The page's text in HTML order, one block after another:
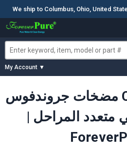
We ship to Columbus, Ohio, United
My Account ▼
مضخات جروندفوس CR-H و CRN-H
| سحب أفقي متعدد المراحل |